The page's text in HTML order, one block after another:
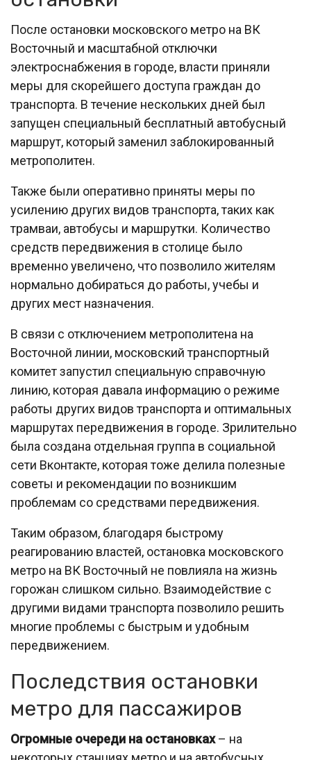
После остановки московского метро на ВК
Восточный и масштабной отключки
электроснабжения в городе, власти приняли
меры для скорейшего доступа граждан до
транспорта. В течение нескольких дней был
запущен специальный бесплатный автобусный
маршрут, который заменил заблокированный
метрополитен.
Также были оперативно приняты меры по
усилению других видов транспорта, таких как
трамваи, автобусы и маршрутки. Количество
средств передвижения в столице было
временно увеличено, что позволило жителям
нормально добираться до работы, учебы и
других мест назначения.
В связи с отключением метрополитена на
Восточной линии, московский транспортный
комитет запустил специальную справочную
линию, которая давала информацию о режиме
работы других видов транспорта и оптимальных
маршрутах передвижения в городе. Зрилительно
была создана отдельная группа в социальной
сети Вконтакте, которая тоже делила полезные
советы и рекомендации по возникшим
проблемам со средствами передвижения.
Таким образом, благодаря быстрому
реагированию властей, остановка московского
метро на ВК Восточный не повлияла на жизнь
горожан слишком сильно. Взаимодействие с
другими видами транспорта позволило решить
многие проблемы с быстрым и удобным
передвижением.
Последствия остановки
метро для пассажиров
Огромные очереди на остановках– на